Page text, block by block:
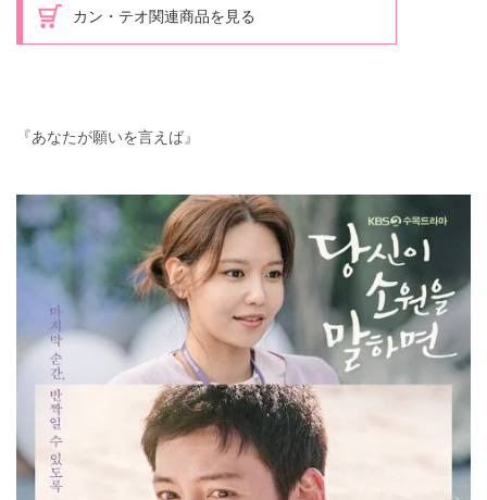
カン・テオ関連商品を見る
『あなたが願いを言えば』